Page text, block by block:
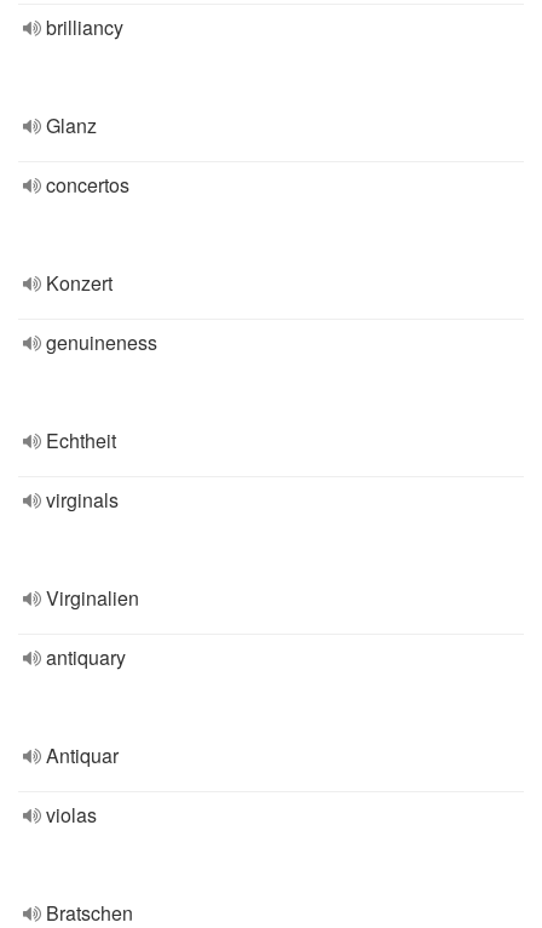
brilliancy
Glanz
concertos
Konzert
genuineness
Echtheit
virginals
Virginalien
antiquary
Antiquar
violas
Bratschen